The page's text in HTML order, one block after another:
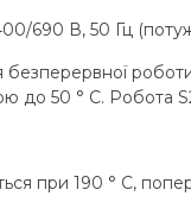
690 В, 50 Гц
до 50 ° C. Робота
при 190 ° C,